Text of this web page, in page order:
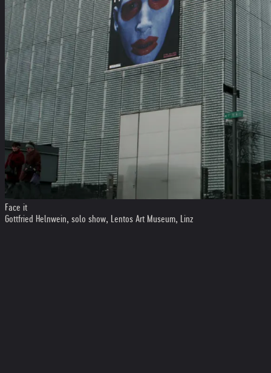
Face it
Gottfried Helnwein, solo show, Lentos Art Museum, Linz